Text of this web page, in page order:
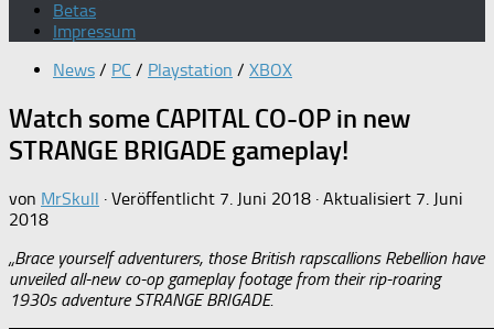
Betas
Impressum
News / PC / Playstation / XBOX
Watch some CAPITAL CO-OP in new
STRANGE BRIGADE gameplay!
von MrSkull · Veröffentlicht 7. Juni 2018 · Aktualisiert 7. Juni
2018
„Brace yourself adventurers, those British rapscallions Rebellion have
unveiled all-new co-op gameplay footage from their rip-roaring
1930s adventure STRANGE BRIGADE.